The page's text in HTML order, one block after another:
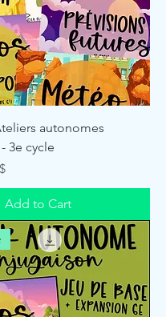
autonomes
3e cycle
Add to Cart